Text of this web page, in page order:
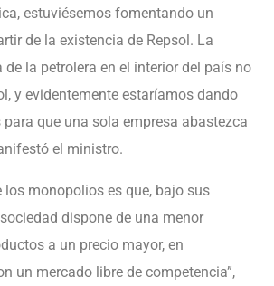
estuviésemos fomentando un
de la existencia de Repsol. La
la petrolera en el interior del país no
y evidentemente estaríamos dando
para que una sola empresa abastezca
el ministro.
los monopolios es que, bajo sus
dispone de una menor
a un precio mayor, en
un mercado libre de competencia”,